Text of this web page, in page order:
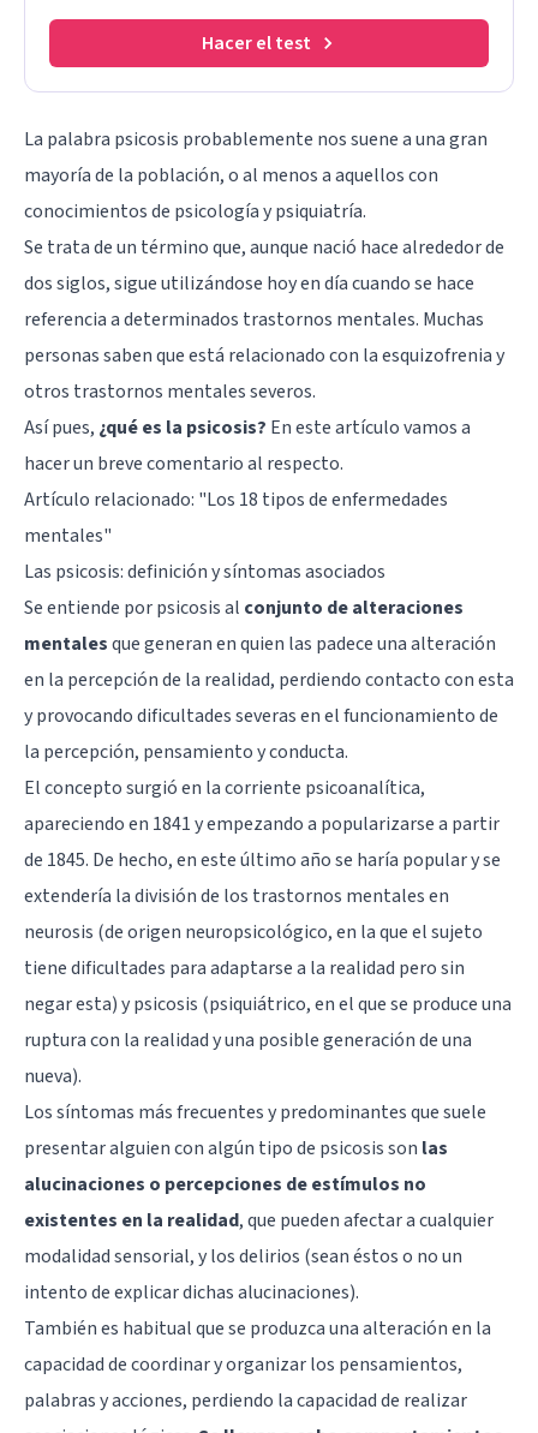
Hacer el test
La palabra psicosis probablemente nos suene a una gran
mayoría de la población, o al menos a aquellos con
conocimientos de psicología y psiquiatría.
Se trata de un término que, aunque nació hace alrededor de
dos siglos, sigue utilizándose hoy en día cuando se hace
referencia a determinados trastornos mentales. Muchas
personas saben que está relacionado con la esquizofrenia y
otros trastornos mentales severos.
Así pues, ¿qué es la psicosis? En este artículo vamos a
hacer un breve comentario al respecto.
Artículo relacionado: "Los 18 tipos de enfermedades
mentales"
Las psicosis: definición y síntomas asociados
Se entiende por psicosis al conjunto de alteraciones
mentalesque generan en quien las padece una alteración
en la percepción de la realidad, perdiendo contacto con esta
y provocando dificultades severas en el funcionamiento de
la percepción, pensamiento y conducta.
El concepto surgió en la corriente psicoanalítica,
apareciendo en 1841 y empezando a popularizarse a partir
de 1845. De hecho, en este último año se haría popular y se
extendería la división de los trastornos mentales en
neurosis (de origen neuropsicológico, en la que el sujeto
tiene dificultades para adaptarse a la realidad pero sin
negar esta) y psicosis (psiquiátrico, en el que se produce una
ruptura con la realidad y una posible generación de una
nueva).
Los síntomas más frecuentes y predominantes que suele
presentar alguien con algún tipo de psicosis son las
alucinaciones o percepciones de estímulos no
existentes en la realidad, que pueden afectar a cualquier
modalidad sensorial, y los delirios (sean éstos o no un
intento de explicar dichas alucinaciones).
También es habitual que se produzca una alteración en la
capacidad de coordinar y organizar los pensamientos,
palabras y acciones, perdiendo la capacidad de realizar